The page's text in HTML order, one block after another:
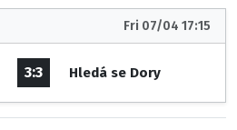
Fri 07/04 17:15
3:3 Hledá se Dory